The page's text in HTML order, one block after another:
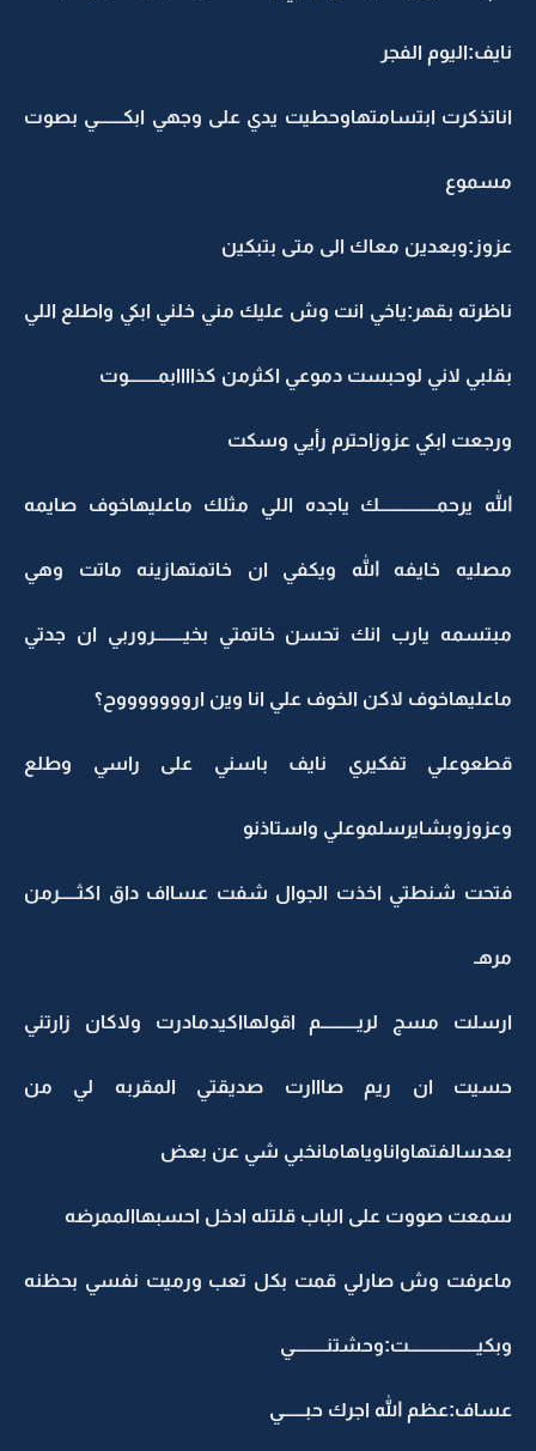
نايف:اليوم الفجر
اناتذكرت ابتسامتهاوحطيت يدي على وجهي ابكـــــــي بصوت
مسموع
عزوز:وبعدين معاك الى متى بتبكين
ناظرته بقهر:ياخي انت وش عليك مني خلني ابكي واطلع اللي
بقلبي لاني لوحبست دموعي اكثرمن كذاااابمــــــــوت
ورجعت ابكي عزوزاحترم رأيي وسكت
الله يرحمــــــــــــــــك ياجده اللي مثلك ماعليهاخوف صايمه
مصليه خايفه الله ويكفي ان خاتمتهازينه ماتت وهي
مبتسمه يارب انك تحسن خاتمتي بخيــــــــروربي ان جدتي
ماعليهاخوف لاكن الخوف علي انا وين اروووووووح؟
قطعوعلي تفكيري نايف باسني على راسي وطلع
وعزوزوبشايرسلموعلي واستاذنو
فتحت شنطتي اخذت الجوال شفت عسااف داق اكثـــــرمن
مرهـ
ارسلت مسج لريــــــــــم اقولهااكيدمادرت ولاكان زارتني
حسيت ان ريم صااارت صديقتي المقربه لي من
بعدسالفتهاواناوياهامانخبي شي عن بعض
سمعت صووت على الباب قلتله ادخل احسبهاالممرضه
ماعرفت وش صارلي قمت بكل تعب ورميت نفسي بحظنه
وبكيـــــــــــــــــــت:وحشتنـــــــــي
عساف:عظم الله اجرك حبــــــي